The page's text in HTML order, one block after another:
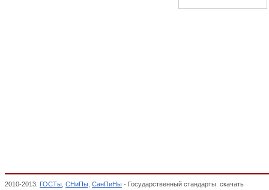
2010-2013. ГОСТы СНиПы СанПиНы - Государственный стандарты. скачать